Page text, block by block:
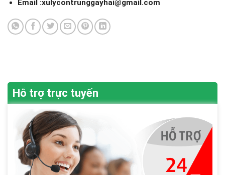
Email :xulycontrunggayhai@gmail.com
Hỗ trợ trực tuyến